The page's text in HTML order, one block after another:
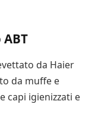
da Haier
da muffe e
capi igienizzati e